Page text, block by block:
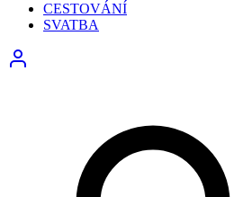
CESTOVÁNÍ
SVATBA